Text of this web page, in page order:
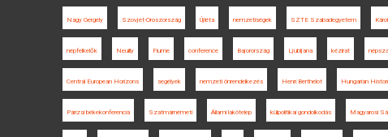
Nagy Gergely Szovjet-Oroszország Újléta nemzetiségek SZTE Szabadegyetem
népfelkelők Neuilly Fiume conference Bajorország Ljubljana kézirat
Central European Horizons segélyek nemzeti önrendelkezés Henri Berthelot Hungarian
Párizsi békekonferencia Szatmárnémeti Állami lakótelep külpolitikai gondolkodás Magyarosi